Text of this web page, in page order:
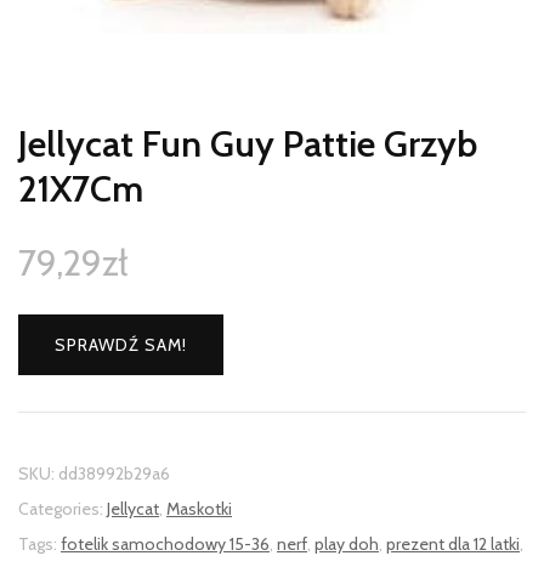
Jellycat Fun Guy Pattie Grzyb
21X7Cm
79,29zł
SPRAWDŹ SAM!
SKU: dd38992b29a6
Categories: Jellycat, Maskotki
Tags: fotelik samochodowy 15-36, nerf, play doh, prezent dla 12 latki,